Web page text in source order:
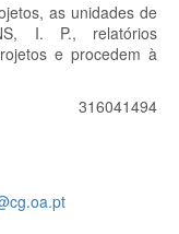
as unidades de
I. P., relatórios
e procedem à
316041494